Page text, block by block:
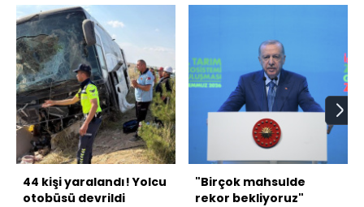
44 kişi yaralandı! Yolcu
otobüsü devrildi
"Birçok mahsulde
rekor bekliyoruz"